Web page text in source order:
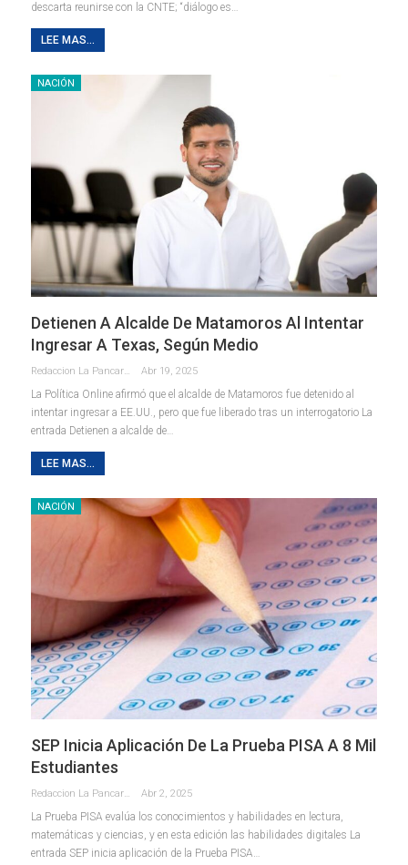
descarta reunirse con la CNTE; “diálogo es…
LEE MAS...
NACIÓN
Detienen A Alcalde De Matamoros Al Intentar
Ingresar A Texas, Según Medio
Abr 19, 2025
La Política Online afirmó que el alcalde de Matamoros fue detenido al
intentar ingresar a EE.UU., pero que fue liberado tras un interrogatorio La
entrada Detienen a alcalde de…
LEE MAS...
NACIÓN
SEP Inicia Aplicación De La Prueba PISA A 8 Mil
Estudiantes
Redaccion La Pancarta De Quintana Roo Abr 2, 2025
La Prueba PISA evalúa los conocimientos y habilidades en lectura,
matemáticas y ciencias, y en esta edición las habilidades digitales La
entrada SEP inicia aplicación de la Prueba PISA…